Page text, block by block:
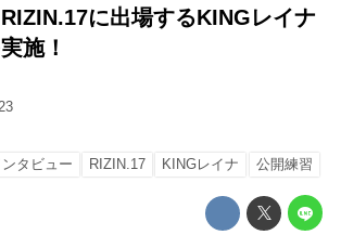
に出場するKINGレイナ
施！
ンタビュー RIZIN.17 KINGレイナ 公開練習